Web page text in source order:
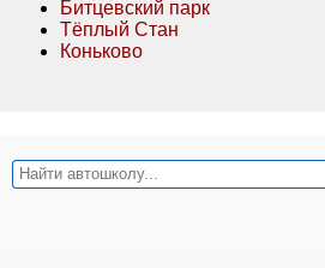
Битцевский парк
Тёплый Стан
Коньково